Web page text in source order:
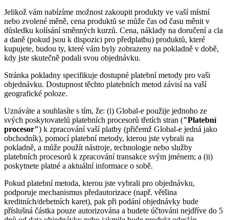
Jelikož vám nabízíme možnost zakoupit produkty ve vaší místní
nebo zvolené měně, cena produktů se může čas od času měnit v
důsledku kolísání směnných kurzů. Cena, náklady na doručení a cla
a daně (pokud jsou k dispozici pro předplatbu) produktů, které
kupujete, budou ty, které vám byly zobrazeny na pokladně v době,
kdy jste skutečně podali svou objednávku.
Stránka pokladny specifikuje dostupné platební metody pro vaši
objednávku. Dostupnost těchto platebních metod závisí na vaší
geografické poloze.
Uznáváte a souhlasíte s tím, že: (i) Global-e použije jednoho ze
svých poskytovatelů platebních procesorů třetích stran ("Platební
procesor") k zpracování vaší platby (přičemž Global-e jedná jako
obchodník), pomocí platební metody, kterou jste vybrali na
pokladně, a může použít nástroje, technologie nebo služby
platebních procesorů k zpracování transakce svým jménem; a (ii)
poskytnete platné a aktuální informace o sobě.
Pokud platební metoda, kterou jste vybrali pro objednávku,
podporuje mechanismus předautorizace (např. většina
kreditních/debetních karet), pak při podání objednávky bude
příslušná částka pouze autorizována a budete účtováni nejdříve do 5